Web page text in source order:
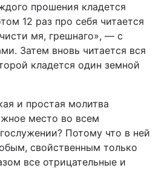
прошения кладется
12 раз про себя читается
мя, грешнаго», — с
Затем вновь читается вся
кладется один земной
и простая молитва
место во всем
Потому что в ней
свойственным только
все отрицательные и